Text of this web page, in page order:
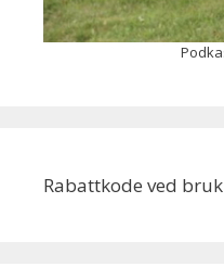
Rabattkode ved